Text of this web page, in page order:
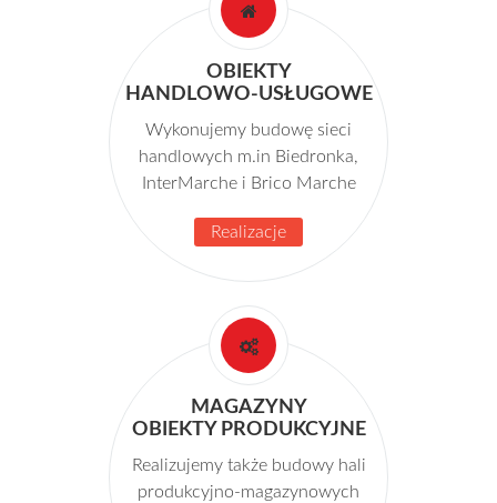
OBIEKTY
HANDLOWO-USŁUGOWE
Wykonujemy budowę sieci
handlowych m.in Biedronka,
InterMarche i Brico Marche
Realizacje
MAGAZYNY
OBIEKTY PRODUKCYJNE
Realizujemy także budowy hali
produkcyjno-magazynowych